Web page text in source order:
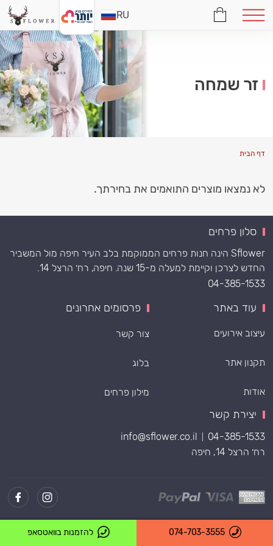
זר שמחה
דף הבית
לא נמצאו מוצרים התואמים את בחירתך.
סלון פרחים
Sflower הינה חנות פרחים הממוקמת בלב העיר חיפה מול המשביר
החדש לצרכן וקיימת למעלה מ-15 שנה. חיפה, רח׳ הרצל 14.
04-385-1533
עוד באתר
עיצוב אירועים
תקנון אתר
אודות
פרסומים אחרונים
צור קשר
בלוג
מילון פרחים
יצירת קשר
04-385-1533
info@sflower.co.il
רח׳ הרצל 14, חיפה
RU
Powered by
074-703-3555 להזמנות בוואטסאפ